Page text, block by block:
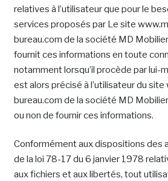
relatives à l’utilisateur que pour le
services proposés par Le site
bureau.com de la société MD
fournit ces informations en toute
notamment lorsqu’il procède par lui-
est alors précisé à l’utilisateur du
bureau.com de la société MD
ou non de fournir ces informations.
Conformément aux dispositions des
de la loi 78-17 du 6 janvier 1978
aux fichiers et aux libertés, tout